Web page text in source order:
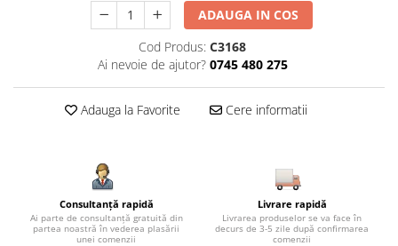
ADAUGA IN COS
Cod Produs: C3168
Ai nevoie de ajutor? 0745 480 275
Adauga la Favorite Cere informatii
Consultanță rapidă
Ai parte de consultanță gratuită din
partea noastră în vederea plasării
unei comenzii
Livrare rapidă
Livrarea produselor se va face în
decurs de 3-5 zile după confirmarea
comenzii